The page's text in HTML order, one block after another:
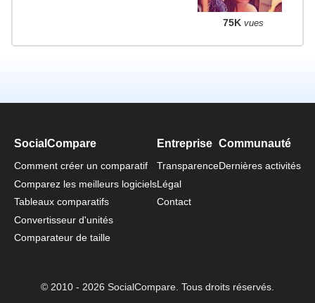
75K vues
SocialCompare
Comment créer un comparatif
Comparez les meilleurs logiciels
Tableaux comparatifs
Convertisseur d'unités
Comparateur de taille
Entreprise
Transparence
Légal
Contact
Communauté
Dernières activités
© 2010 - 2026 SocialCompare. Tous droits réservés.